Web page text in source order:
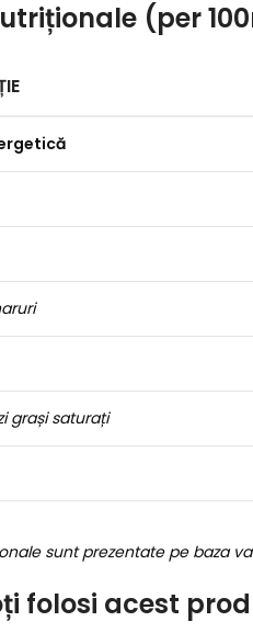
(per
grași saturați
sunt prezentate pe baza
folosi acest